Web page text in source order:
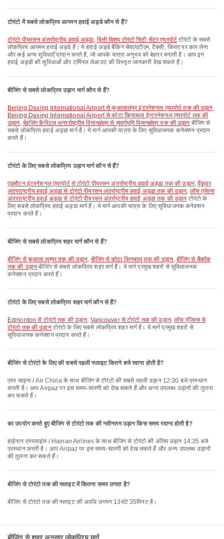
टोरंटो में सबसे लोकप्रिय आगमन हवाई अड्डे कौन से हैं?
टोरंटो पीयरसन अंतर्राष्ट्रीय हवाई अड्डा, बिली बिशप टोरंटो सिटी सेंटर एयरपोर्ट टोरंटो के सबसे
लोकप्रिय आगमन हवाई अड्डे हैं। ये हवाई अड्डे बैंकिंग सेवा/एटीएम, टैक्सी, किराए पर कार लेना
और कई अन्य सुविधाएँ प्रदान करते हैं, जो आपके यात्रा अनुभव को बेहतर बनाती हैं। आप इन
हवाई अड्डों की सुविधाओं और टर्मिनल लेआउट की विस्तृत जानकारी देख सकते हैं।
बीजिंग से सबसे लोकप्रिय उड़ान मार्ग कौन से हैं?
Beijing Daxing International Airport से कुआलालंपुर इंटरनेशनल एयरपोर्ट तक की उड़ान,
Beijing Daxing International Airport से कोटा किनाबालु ईन्टरनेशनल एयरपोर्ट तक की
उड़ान, बेइजिंग कैपिटल अन्तर्राष्ट्रीय विमानक्षेत्र से सुवर्णभूमि विमानक्षेत्र तक की उड़ान बीजिंग से
सबसे लोकप्रिय हवाई अड्डा मार्ग हैं। ये मार्ग आपकी यात्रा के लिए सुविधाजनक कनेक्शन प्रदान
करते हैं।
टोरंटो के लिए सबसे लोकप्रिय उड़ान मार्ग कौन से हैं?
एडमोंटन इंटरनेशनल एयरपोर्ट से टोरंटो पीयरसन अंतर्राष्ट्रीय हवाई अड्डा तक की उड़ान,वैंकूवर
अंतरराष्ट्रीय हवाई अड्डा से टोरंटो पीयरसन अंतर्राष्ट्रीय हवाई अड्डा तक की उड़ान, लॉस एंजेल्स
अंतरराष्ट्रीय हवाई अड्डा से टोरंटो पीयरसन अंतर्राष्ट्रीय हवाई अड्डा तक की उड़ान टोरंटो के
लिए सबसे लोकप्रिय हवाई अड्डा मार्ग हैं। ये मार्ग आपकी यात्रा के लिए सुविधाजनक कनेक्शन
प्रदान करते हैं।
बीजिंग से सबसे लोकप्रिय शहर मार्ग कौन से हैं?
बीजिंग से कुआला लुम्पुर तक की उड़ान, बीजिंग से कोटा किनबालु तक की उड़ान, बीजिंग से बैंकॉक
तक की उड़ान बीजिंग से सबसे लोकप्रिय शहर मार्ग हैं। ये मार्ग प्रमुख शहरों से सुविधाजनक
कनेक्शन प्रदान करते हैं।
टोरंटो के लिए सबसे लोकप्रिय शहर मार्ग कौन से हैं?
Edmonton से टोरंटो तक की उड़ान, Vancouver से टोरंटो तक की उड़ान,लॉस एंजिल्स से
टोरंटो तक की उड़ानटोरंटो के लिए सबसे लोकप्रिय शहर मार्ग हैं। ये मार्ग प्रमुख शहरों से
सुविधाजनक कनेक्शन प्रदान करते हैं।
बीजिंग से टोरंटो के लिए की सबसे पहली फ्लाइट कितने बजे रवाना होती है?
एयर चाइना / Air China के साथ बीजिंग से टोरंटो की सबसे पहली उड़ान 12:30 बजे प्रस्थान
करती है। आप Airpaz पर इस समय-सारणी को देख सकते हैं और अन्य उपलब्ध उड़ानों की तुलना
कर सकते हैं।
का उपयोग करते हुए बीजिंग से टोरंटो तक की नवीनतम उड़ान किस समय रवाना होती है?
हाईनान एयरलाइंस / Hainan Airlines के साथ बीजिंग से टोरंटो की अंतिम उड़ान 14:35 बजे
प्रस्थान करती है। आप Airpaz पर इस समय-सारणी को देख सकते हैं और अन्य उपलब्ध उड़ानों
की तुलना कर सकते हैं।
बीजिंग से टोरंटो तक की फ्लाइट में कितना समय लगता है?
बीजिंग से टोरंटो तक की फ्लाइट की अवधि लगभग 13घंटे 35मिनट है।